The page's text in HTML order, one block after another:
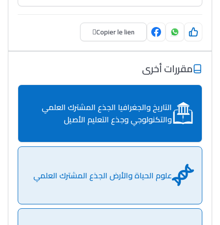
Copier le lien
مقررات أخرى
التاريخ والجغرافيا الجذع المشترك العلمي
والتكنولوجي وجذع التعليم الأصيل
علوم الحياة والأرض الجذع المشترك العلمي